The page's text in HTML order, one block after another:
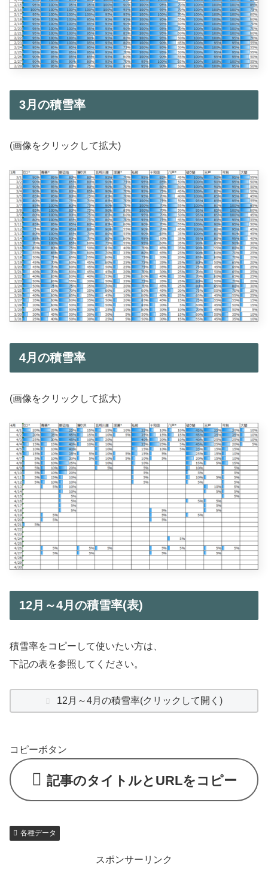
3月の積雪率
(画像をクリックして拡大)
4月の積雪率
(画像をクリックして拡大)
12月～4月の積雪率(表)
積雪率をコピーして使いたい方は、
下記の表を参照してください。
12月～4月の積雪率(クリックして開く)
コピーボタン
記事のタイトルとURLをコピー
各種データ
スポンサーリンク